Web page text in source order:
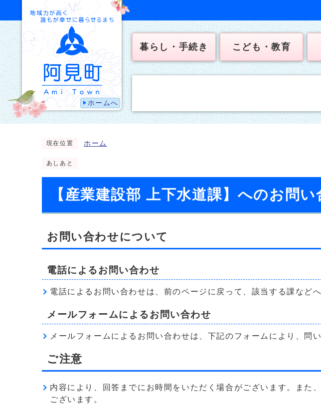
ホームへ
暮らし・手続き こども・教育
現在位置 ホーム
あしあと
【産業建設部 上下水道課】へのお問い
お問い合わせについて
電話によるお問い合わせ
電話によるお問い合わせは、前のページに戻って、該当する課など
メールフォームによるお問い合わせ
メールフォームによるお問い合わせは、下記のフォームにより、問
ご注意
内容により、回答までにお時間をいただく場合がございます。また
ございます。